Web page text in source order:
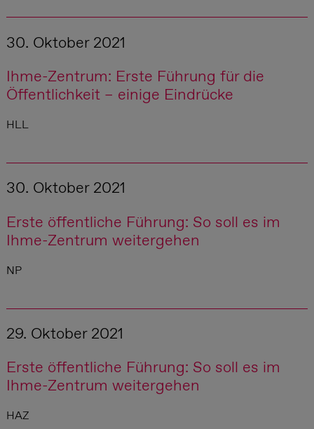
30. Oktober 2021
Ihme-Zentrum: Erste Führung für die
Öffentlichkeit – einige Eindrücke
HLL
30. Oktober 2021
Erste öffentliche Führung: So soll es im
Ihme-Zentrum weitergehen
NP
29. Oktober 2021
Erste öffentliche Führung: So soll es im
Ihme-Zentrum weitergehen
HAZ